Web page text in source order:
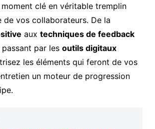
clé en véritable tremplin
de vos collaborateurs. De la
aux techniques de feedback
passant par les outils digitaux
les éléments qui feront de vos
un moteur de progression